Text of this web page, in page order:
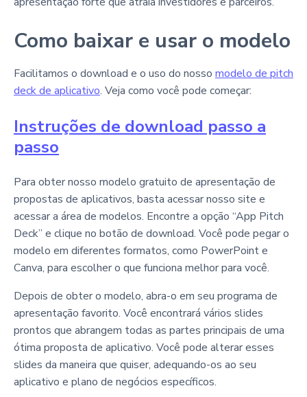
Como baixar e usar o modelo
Facilitamos o download e o uso do nosso modelo de pitch
deck de aplicativo. Veja como você pode começar:
Instruções de download passo a
passo
Para obter nosso modelo gratuito de apresentação de
propostas de aplicativos, basta acessar nosso site e
acessar a área de modelos. Encontre a opção “App Pitch
Deck” e clique no botão de download. Você pode pegar o
modelo em diferentes formatos, como PowerPoint e
Canva, para escolher o que funciona melhor para você.
Depois de obter o modelo, abra-o em seu programa de
apresentação favorito. Você encontrará vários slides
prontos que abrangem todas as partes principais de uma
ótima proposta de aplicativo. Você pode alterar esses
slides da maneira que quiser, adequando-os ao seu
aplicativo e plano de negócios específicos.